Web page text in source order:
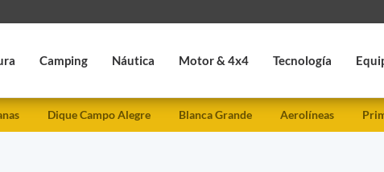
Camping Náutica Motor & 4x4 Tecnología
Dique Campo Alegre Blanca Grande Aerolíneas